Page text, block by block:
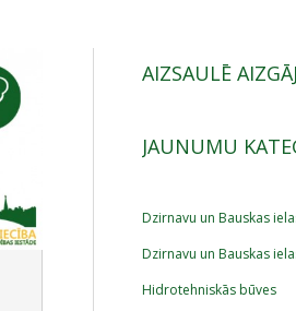
AIZSAULĒ
JAUNUMU
Dzirnavu un Bauskas
Dzirnavu un Bauskas
Hidrotehniskās būves